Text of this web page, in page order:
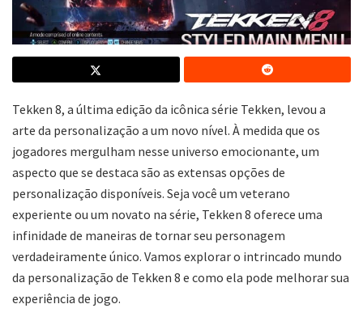
Tekken 8, a última edição da icônica série Tekken, levou a
arte da personalização a um novo nível. À medida que os
jogadores mergulham nesse universo emocionante, um
aspecto que se destaca são as extensas opções de
personalização disponíveis. Seja você um veterano
experiente ou um novato na série, Tekken 8 oferece uma
infinidade de maneiras de tornar seu personagem
verdadeiramente único. Vamos explorar o intrincado mundo
da personalização de Tekken 8 e como ela pode melhorar sua
experiência de jogo.